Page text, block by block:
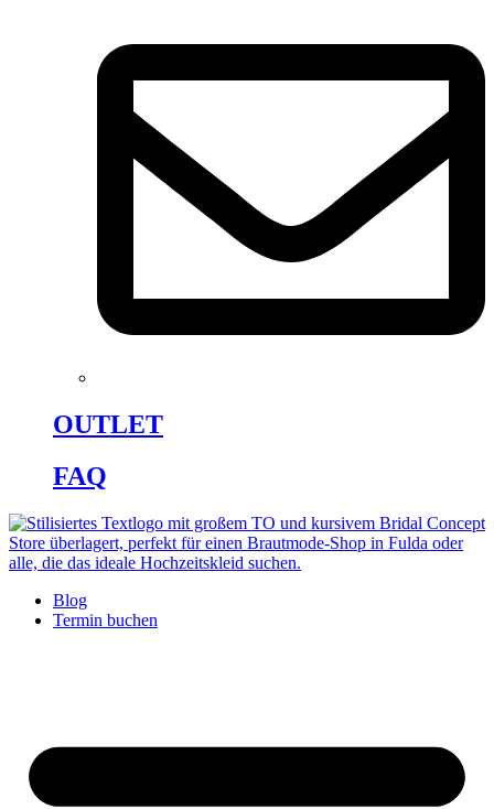
OUTLET
FAQ
Blog
Termin buchen